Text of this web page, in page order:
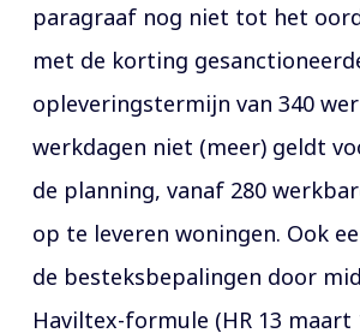
paragraaf nog niet tot het
met de korting
opleveringstermijn van 340
werkdagen niet (meer) geldt
de planning, vanaf 280
op te leveren woningen. Ook
de besteksbepalingen door
Haviltex-formule (HR 13 maart